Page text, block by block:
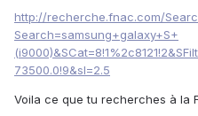
http://recherche.fnac.com/
Search=samsung+galaxy+S+
73500.0!9&sl=2.5
Voila ce que tu recherches à la